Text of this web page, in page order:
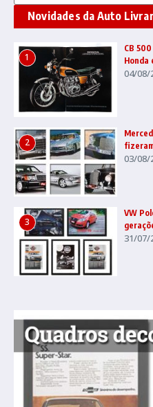
Novidades da Auto
1
CB
Honda
04/08/
2
03/08/
3
VW
31/07/